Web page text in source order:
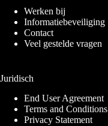
Werken bij
Informatiebeveiliging
Contact
Veel gestelde vragen
Juridisch
End User Agreement
Terms and Conditions
Privacy Statement